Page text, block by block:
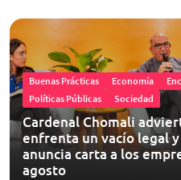
Buenas Prácticas Economía
Políticas Públicas
Sociedad
Cardenal Chomali
enfrenta un vacío legal
anuncia carta a los
agosto